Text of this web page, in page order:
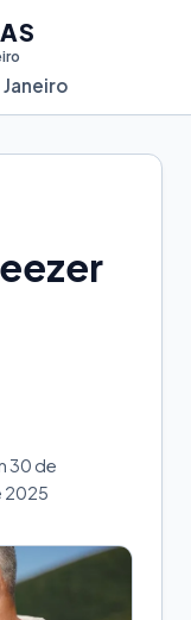
30 de
2025